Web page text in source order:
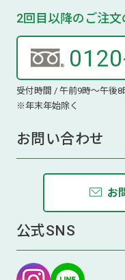
2回目以降のご注
受付時間 / 午前9時～午後8
※年末年始除く
お問い合わせ
お
公式SNS